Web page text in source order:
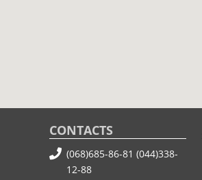
CONTACTS
(068)685-86-81 (044)338-
12-88